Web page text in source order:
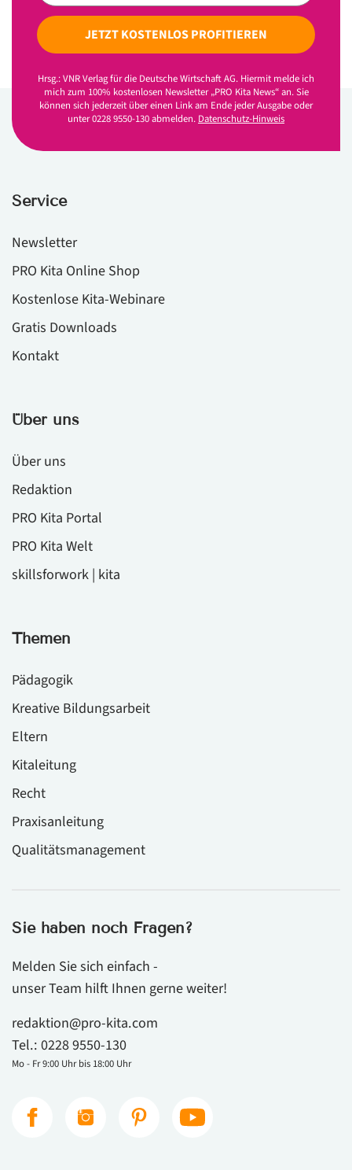
JETZT KOSTENLOS PROFITIEREN
Hrsg.: VNR Verlag für die Deutsche Wirtschaft AG. Hiermit melde ich
mich zum 100% kostenlosen Newsletter „PRO Kita News“ an. Sie
können sich jederzeit über einen Link am Ende jeder Ausgabe oder
unter 0228 9550-130 abmelden. Datenschutz-Hinweis
Service
Newsletter
PRO Kita Online Shop
Kostenlose Kita-Webinare
Gratis Downloads
Kontakt
Über uns
Über uns
Redaktion
PRO Kita Portal
PRO Kita Welt
skillsforwork | kita
Themen
Pädagogik
Kreative Bildungsarbeit
Eltern
Kitaleitung
Recht
Praxisanleitung
Qualitätsmanagement
Sie haben noch Fragen?
Melden Sie sich einfach -
unser Team hilft Ihnen gerne weiter!
redaktion@pro-kita.com
Tel.:0228 9550-130
Mo - Fr 9:00 Uhr bis 18:00 Uhr